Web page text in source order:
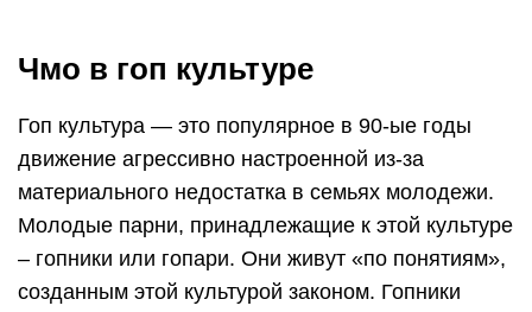
Чмо в гоп культуре
Гоп культура — это популярное в 90-ые годы
движение агрессивно настроенной из-за
материального недостатка в семьях молодежи.
Молодые парни, принадлежащие к этой культуре
– гопники или гопари. Они живут «по понятиям»,
созданным этой культурой законом. Гопники